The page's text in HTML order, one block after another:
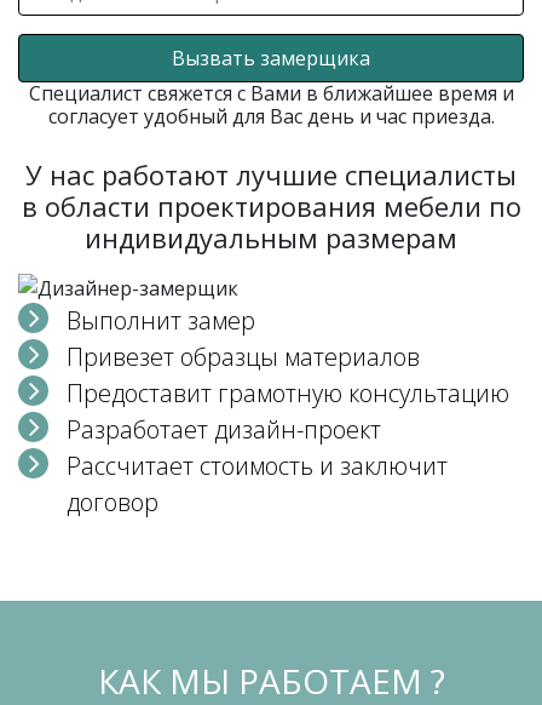
Вызвать замерщика
Специалист свяжется с Вами в ближайшее время и
согласует удобный для Вас день и час приезда.
У нас работают лучшие специалисты
в области проектирования мебели по
индивидуальным размерам
Выполнит замер
Привезет образцы материалов
Предоставит грамотную консультацию
Разработает дизайн-проект
Рассчитает стоимость и заключит
договор
КАК МЫ РАБОТАЕМ ?